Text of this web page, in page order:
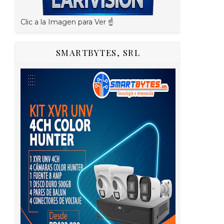
Clic a la Imagen para Ver ☝️
SMARTBYTES, SRL